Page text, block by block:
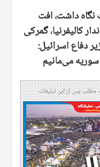
نگاه داشت، افت
کالیفرنیا، گمرکی
دفاع اسرائیل:
سوریه می‌مانیم
مطلب پس از این تبلیغات